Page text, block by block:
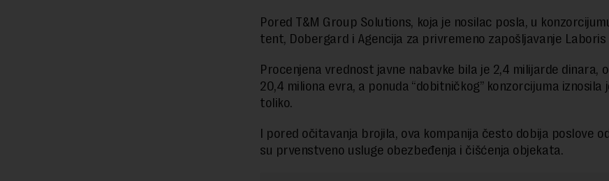
Pored T&M Group Solutions, koja je nosilac posla, u
tent, Dobergard i Agencija za privremeno zapošljavanje Laboris
Procenjena vrednost javne nabavke bila je 2,4 milijarde dinara,
20,4 miliona evra, a ponuda “dobitničkog” konzorcijuma iznosila
toliko.
I pored očitavanja brojila, ova kompanija često dobija poslove
su prvenstveno usluge obezbeđenja i čišćenja objekata.